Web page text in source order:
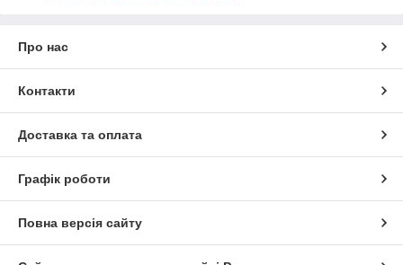
Про нас
Контакти
Доставка та оплата
Графік роботи
Повна версія сайту